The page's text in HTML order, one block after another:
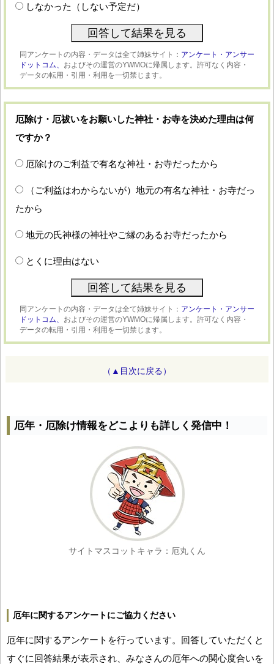
しなかった（しない予定だ）
同アンケートの内容・データは全て姉妹サイト： アンケート・アンサー
ドットコム、 およびその運営のYWMOに帰属します。許可なく内容・
データの転用・引用・利用を一切禁じます。
厄除け・厄祓いをお願いした神社・お寺を決めた理由は何
ですか？
厄除けのご利益で有名な神社・お寺だったから
（ご利益はわからないが）地元の有名な神社・お寺だっ
たから
地元の氏神様の神社やご縁のあるお寺だったから
とくに理由はない
同アンケートの内容・データは全て姉妹サイト： アンケート・アンサー
ドットコム、 およびその運営のYWMOに帰属します。許可なく内容・
データの転用・引用・利用を一切禁じます。
（▲目次に戻る）
厄年・厄除け情報をどこよりも詳しく発信中！
サイトマスコットキャラ：厄丸くん
厄年に関するアンケートにご協力ください
厄年に関するアンケートを行っています。回答していただくと
すぐに回答結果が表示され、みなさんの厄年への関心度合いを